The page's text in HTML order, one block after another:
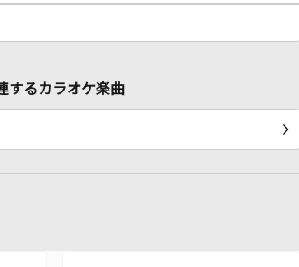
するカラオケ楽曲